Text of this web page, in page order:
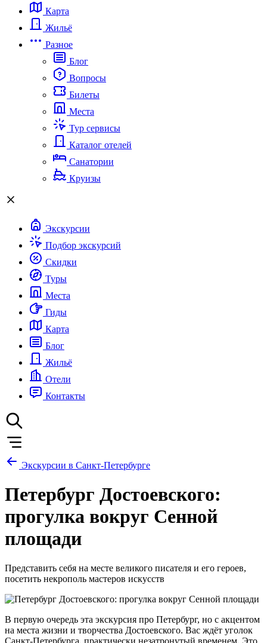
Карта
Жильё
Разное
Блог
Вопросы
Билеты
Места
Тур сервисы
Каталог отелей
Санатории
Круизы
Экскурсии
Подбор экскурсий
Скидки
Туры
Места
Гиды
Карта
Блог
Жильё
Отели
Контакты
Экскурсии в Санкт-Петербурге
Петербург Достоевского:
прогулка вокруг Сенной
площади
Представить себя на месте великого писателя и его героев,
посетить некрополь мастеров искусств
В первую очередь эта экскурсия про Петербург, но с акцентом
на места жизни и творчества Достоевского. Вас ждёт уголок
Санкт-Петербурга, практически незатронутый временем. Это